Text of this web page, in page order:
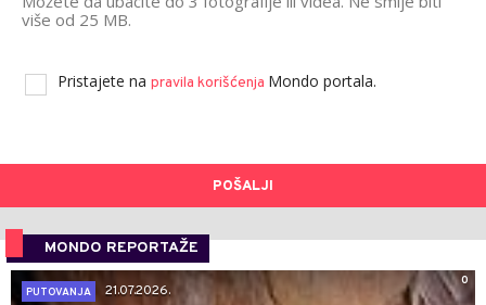
više od 25 MB.
Pristajete na pravila korišćenja Mondo portala.
POŠALJI
MONDO REPORTAŽE
0
PUTOVANJA
21.07.2026.